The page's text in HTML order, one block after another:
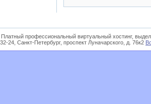
профессиональный виртуальный хостинг,
24, Санкт-Петербург, проспект Луначарского, д. 76к2